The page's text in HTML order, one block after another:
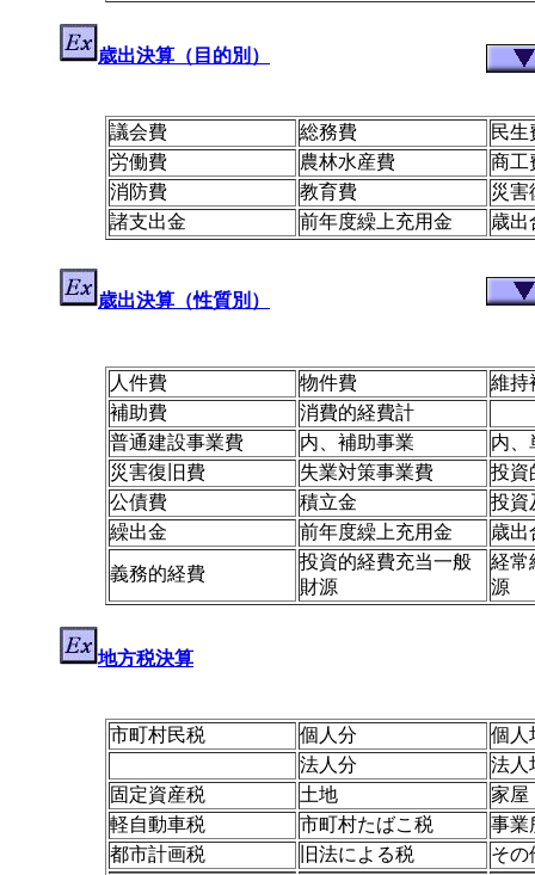
歳出決算（目的別）
議会費 総務費
民生
労働費
農林水産費
商工
消防費
教育費
災害
諸支出金
前年度繰上充用金 歳出
歳出決算（性質別）
人件費 物件費
維持
補助費
消費的経費計
普通建設事業費
内、補助事業
内、
災害復旧費
失業対策事業費
投資
公債費
積立金
投資
繰出金
前年度繰上充用金 歳出
義務的経費
投資的経費充当一般
財源
経常
源
地方税決算
市町村民税 個人分
個人
法人分
法人
固定資産税
土地
家屋
軽自動車税
市町村たばこ税
事業
都市計画税
旧法による税 その